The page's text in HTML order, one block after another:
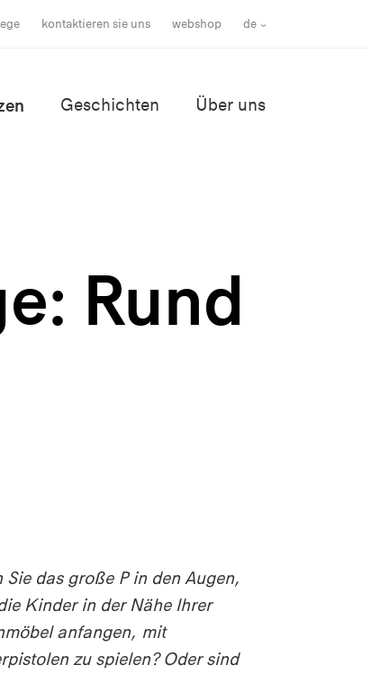
kontaktieren sie uns webshop de
Geschichten Über uns
Rund
Sie das große P in den Augen,
Kinder in der Nähe Ihrer
anfangen, mit
zu spielen? Oder sind